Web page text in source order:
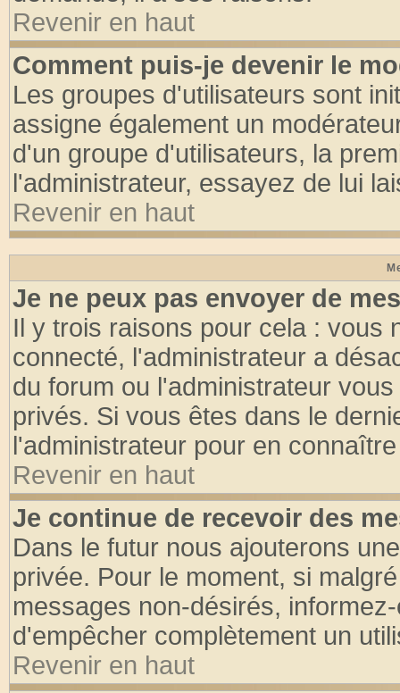
Revenir en haut
Comment puis-je devenir le
Les groupes d'utilisateurs sont
assigne également un
d'un groupe d'utilisateurs, la
l'administrateur, essayez de lui
Revenir en haut
Je ne peux pas envoyer de
Il y trois raisons pour cela : vous
connecté, l'administrateur a
du forum ou l'administrateur
privés. Si vous êtes dans le
l'administrateur pour en
Revenir en haut
Je continue de recevoir des
Dans le futur nous ajouterons
privée. Pour le moment, si
messages non-désirés,
d'empêcher complètement un
Revenir en haut